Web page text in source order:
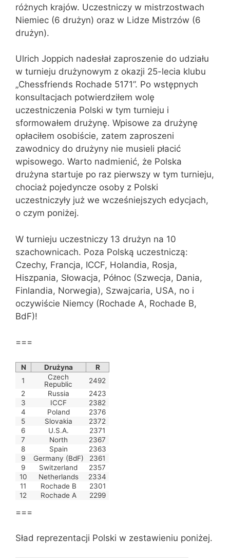
różnych krajów. Uczestniczy w mistrzostwach
Niemiec (6 drużyn) oraz w Lidze Mistrzów (6
drużyn).
Ulrich Joppich nadesłał zaproszenie do udziału
w turnieju drużynowym z okazji 25-lecia klubu
„Chessfriends Rochade 5171”. Po wstępnych
konsultacjach potwierdziłem wolę
uczestniczenia Polski w tym turnieju i
sformowałem drużynę. Wpisowe za drużynę
opłaciłem osobiście, zatem zaproszeni
zawodnicy do drużyny nie musieli płacić
wpisowego. Warto nadmienić, że Polska
drużyna startuje po raz pierwszy w tym turnieju,
chociaż pojedyncze osoby z Polski
uczestniczyły już we wcześniejszych edycjach,
o czym poniżej.
W turnieju uczestniczy 13 drużyn na 10
szachownicach. Poza Polską uczestniczą:
Czechy, Francja, ICCF, Holandia, Rosja,
Hiszpania, Słowacja, Północ (Szwecja, Dania,
Finlandia, Norwegia), Szwajcaria, USA, no i
oczywiście Niemcy (Rochade A, Rochade B,
BdF)!
===
N Drużyna
R
1
Czech
Republic
2492
2
Russia
2423
3
ICCF
2382
4
Poland
2376
5
Slovakia
2372
6
U.S.A.
2371
7
North
2367
8
Spain
2363
9
Germany (BdF)
2361
9
Switzerland
2357
10
Netherlands
2334
11
Rochade B
2301
12
Rochade A 2299
===
Sład reprezentacji Polski w zestawieniu poniżej.